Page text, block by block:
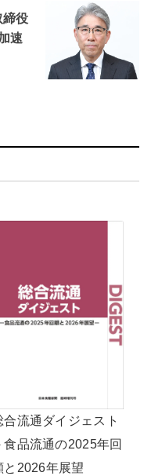
締役
速
合流通ダイジェスト
食品流通の2025年回
と2026年展望